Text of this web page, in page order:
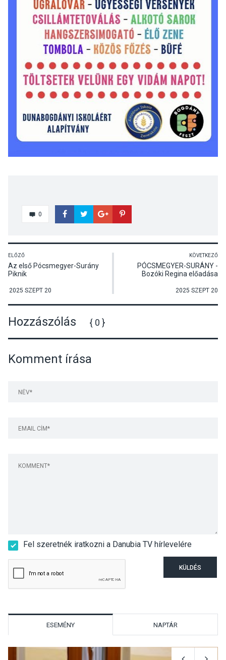
0
ELŐZŐ
Az első Pócsmegyer-Surány
Piknik
2025 SZEPT 20
KÖVETKEZŐ
PÓCSMEGYER-SURÁNY -
Bozóki Regina előadása
2025 SZEPT 20
Hozzászólás { 0 }
Komment írása
Fel szeretnék iratkozni a Danubia TV hírlevelére
KÜLDÉS
ESEMÉNY NAPTÁR